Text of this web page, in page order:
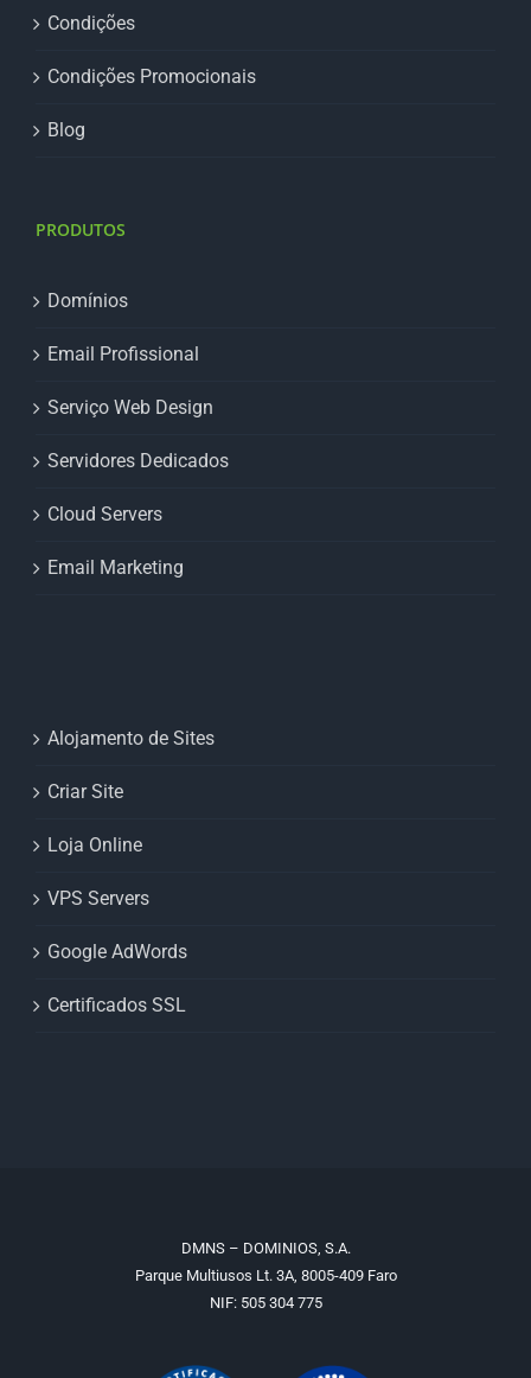
Condições
Condições Promocionais
Blog
PRODUTOS
Domínios
Email Profissional
Serviço Web Design
Servidores Dedicados
Cloud Servers
Email Marketing
Alojamento de Sites
Criar Site
Loja Online
VPS Servers
Google AdWords
Certificados SSL
DMNS – DOMINIOS, S.A.
Parque Multiusos Lt. 3A, 8005-409 Faro
NIF: 505 304 775